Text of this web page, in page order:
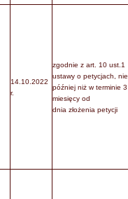
14.10.2022
r.
zgodnie z art. 10 ust.1
ustawy o petycjach, nie
później niż w terminie 3
miesięcy od
dnia złożenia petycji